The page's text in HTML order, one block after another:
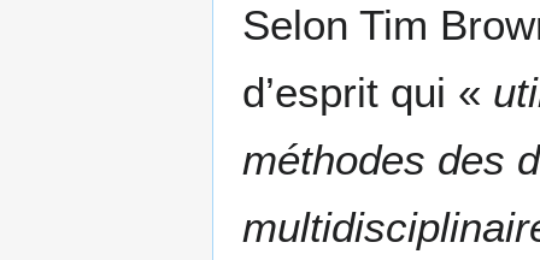
Selon Tim
d’esprit qui «
méthodes des